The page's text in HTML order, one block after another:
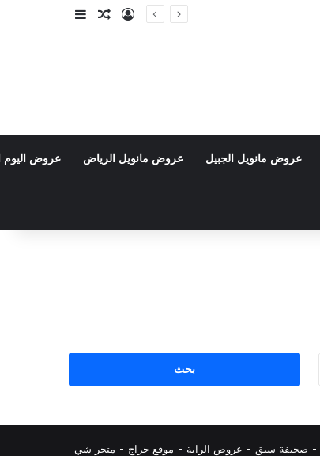
تسجيل الدخول
مقال عشوائي
إضافة عمود
عروض مانويل الجبيل عروض مانويل الرياض عروض اليوم
- صحيفة سبق - عروض الراية - موقع حراج - متجر شي